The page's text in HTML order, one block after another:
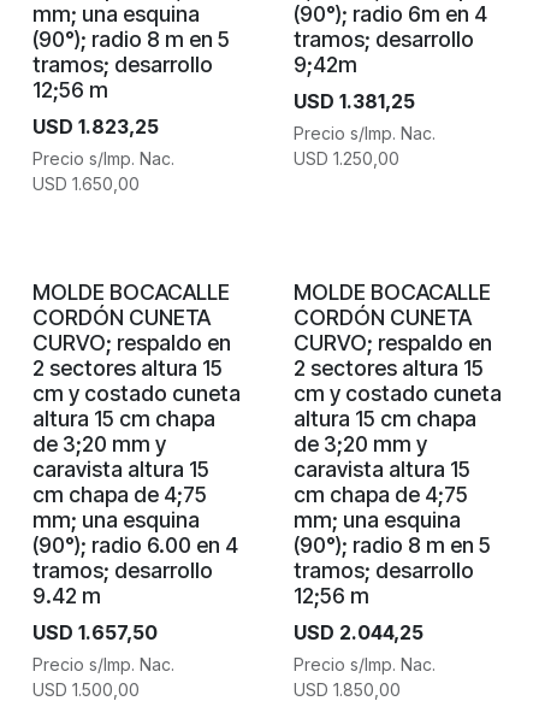
mm; una esquina
(90°); radio 8 m en 5
tramos; desarrollo
12;56 m
USD 1.823,25
Precio s/Imp. Nac.
USD 1.650,00
(90°); radio 6m en 4
tramos; desarrollo
9;42m
USD 1.381,25
Precio s/Imp. Nac.
USD 1.250,00
MOLDE BOCACALLE
CORDÓN CUNETA
CURVO; respaldo en
2 sectores altura 15
cm y costado cuneta
altura 15 cm chapa
de 3;20 mm y
caravista altura 15
cm chapa de 4;75
mm; una esquina
(90°); radio 6.00 en 4
tramos; desarrollo
9.42 m
USD 1.657,50
Precio s/Imp. Nac.
USD 1.500,00
MOLDE BOCACALLE
CORDÓN CUNETA
CURVO; respaldo en
2 sectores altura 15
cm y costado cuneta
altura 15 cm chapa
de 3;20 mm y
caravista altura 15
cm chapa de 4;75
mm; una esquina
(90°); radio 8 m en 5
tramos; desarrollo
12;56 m
USD 2.044,25
Precio s/Imp. Nac.
USD 1.850,00